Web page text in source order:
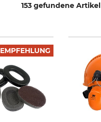
153 gefundene Artikel
EMPFEHLUNG